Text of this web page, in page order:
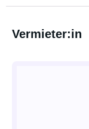
Vermieter:in